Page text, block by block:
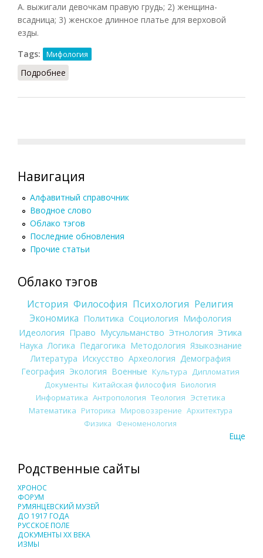
А. выжигали девочкам правую грудь; 2) женщина-
всадница; 3) женское длинное платье для верховой
езды.
Tags:
Мифология
Подробнее
Навигация
Алфавитный справочник
Вводное слово
Облако тэгов
Последние обновления
Прочие статьи
Облако тэгов
История Философия Психология Религия
Экономика Политика Социология Мифология
Идеология Право Мусульманство Этнология Этика
Наука Логика Педагогика Методология Языкознание
Литература Искусство Археология Демография
География Экология Военные Культура
Дипломатия
Документы Китайская философия Биология
Информатика Антропология Теология Эстетика
Математика Риторика Мировоззрение Архитектура
Физика Феноменология
Еще
Родственные сайты
ХРОНОС
ФОРУМ
РУМЯНЦЕВСКИЙ МУЗЕЙ
ДО 1917 ГОДА
РУССКОЕ ПОЛЕ
ДОКУМЕНТЫ XX ВЕКА
ИЗМЫ